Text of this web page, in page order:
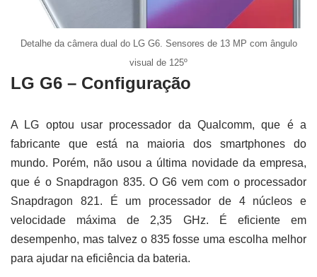
Detalhe da câmera dual do LG G6. Sensores de 13 MP com ângulo
visual de 125º
LG G6 – Configuração
A LG optou usar processador da Qualcomm, que é a
fabricante que está na maioria dos smartphones do
mundo. Porém, não usou a última novidade da empresa,
que é o Snapdragon 835. O G6 vem com o processador
Snapdragon 821. É um processador de 4 núcleos e
velocidade máxima de 2,35 GHz. É eficiente em
desempenho, mas talvez o 835 fosse uma escolha melhor
para ajudar na eficiência da bateria.